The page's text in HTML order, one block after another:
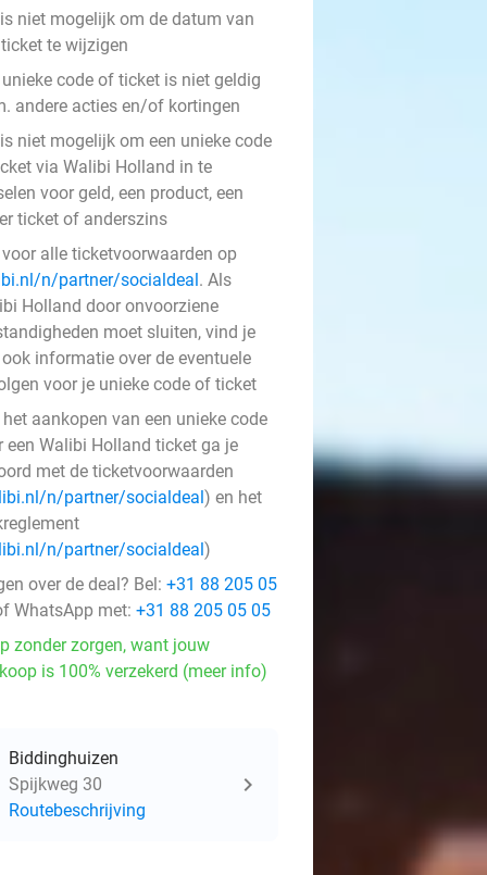
niet mogelijk om de datum van
te wijzigen
unieke code of ticket is niet geldig
andere acties en/of kortingen
niet mogelijk om een unieke code
via Walibi Holland in te
voor geld, een product, een
ticket of anderszins
alle ticketvoorwaarden op
n/partner/socialdeal. Als
Holland door onvoorziene
moet sluiten, vind je
informatie over de eventuele
voor je unieke code of ticket
aankopen van een unieke code
een Walibi Holland ticket ga je
met de ticketvoorwaarden
n/partner/socialdeal) en het
n/partner/socialdeal)
over de deal? Bel: +31 88 205 05
WhatsApp met: +31 88 205 05 05
zonder zorgen, want jouw
is 100% verzekerd (meer info)
Biddinghuizen
Spijkweg 30
Routebeschrijving